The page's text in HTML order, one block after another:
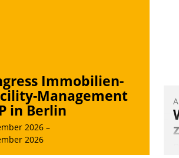
Immobilien-
Management
in Berlin
2026 –
2026